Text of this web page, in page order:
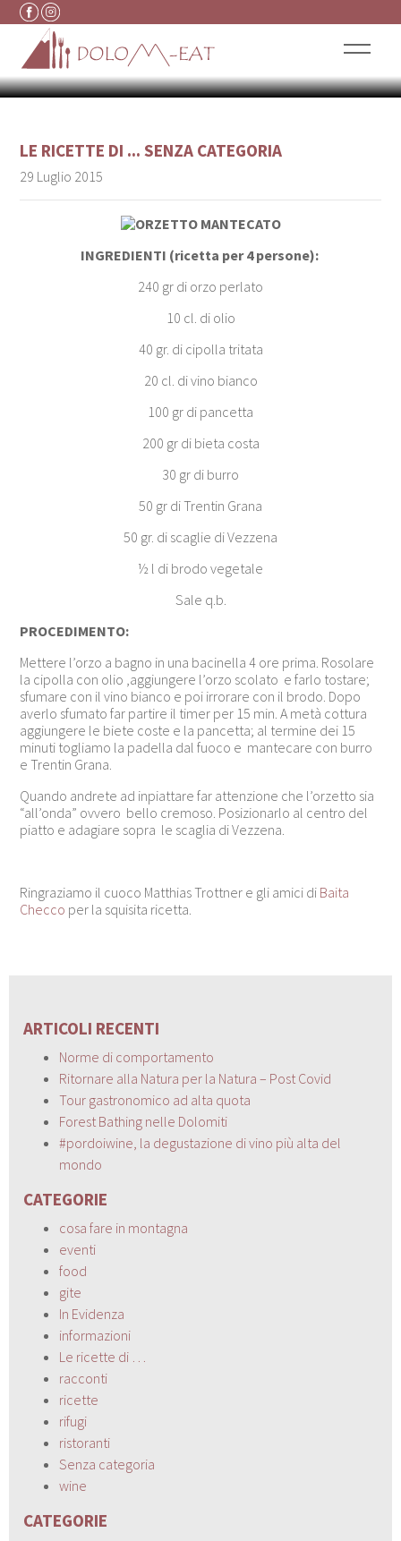
Vai al contenutoORZETTO DI BAITA
CHECCO
LE RICETTE DI ... SENZA CATEGORIA
29 Luglio 2015
INGREDIENTI (ricetta per 4 persone):
240 gr di orzo perlato
10 cl. di olio
40 gr. di cipolla tritata
20 cl. di vino bianco
100 gr di pancetta
200 gr di bieta costa
30 gr di burro
50 gr di Trentin Grana
50 gr. di scaglie di Vezzena
½ l di brodo vegetale
Sale q.b.
PROCEDIMENTO:
Mettere l’orzo a bagno in una bacinella 4 ore prima. Rosolare
la cipolla con olio ,aggiungere l’orzo scolato e farlo tostare;
sfumare con il vino bianco e poi irrorare con il brodo. Dopo
averlo sfumato far partire il timer per 15 min. A metà cottura
aggiungere le biete coste e la pancetta; al termine dei 15
minuti togliamo la padella dal fuoco e mantecare con burro
e Trentin Grana.
Quando andrete ad inpiattare far attenzione che l’orzetto sia
“all’onda” ovvero bello cremoso. Posizionarlo al centro del
piatto e adagiare sopra le scaglia di Vezzena.
Ringraziamo il cuoco Matthias Trottner e gli amici di Baita
Checco per la squisita ricetta.
ARTICOLI RECENTI
Norme di comportamento
Ritornare alla Natura per la Natura – Post Covid
Tour gastronomico ad alta quota
Forest Bathing nelle Dolomiti
#pordoiwine, la degustazione di vino più alta del
mondo
CATEGORIE
cosa fare in montagna
eventi
food
gite
In Evidenza
informazioni
Le ricette di …
racconti
ricette
rifugi
ristoranti
Senza categoria
wine
CATEGORIE